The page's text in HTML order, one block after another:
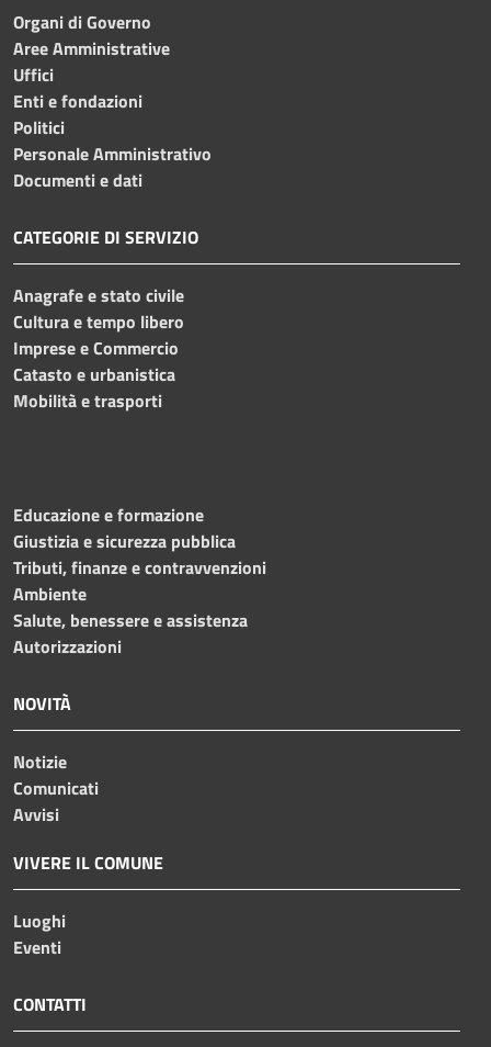
Organi di Governo
Aree Amministrative
Uffici
Enti e fondazioni
Politici
Personale Amministrativo
Documenti e dati
CATEGORIE DI SERVIZIO
Anagrafe e stato civile
Cultura e tempo libero
Imprese e Commercio
Catasto e urbanistica
Mobilità e trasporti
Educazione e formazione
Giustizia e sicurezza pubblica
Tributi, finanze e contravvenzioni
Ambiente
Salute, benessere e assistenza
Autorizzazioni
NOVITÀ
Notizie
Comunicati
Avvisi
VIVERE IL COMUNE
Luoghi
Eventi
CONTATTI